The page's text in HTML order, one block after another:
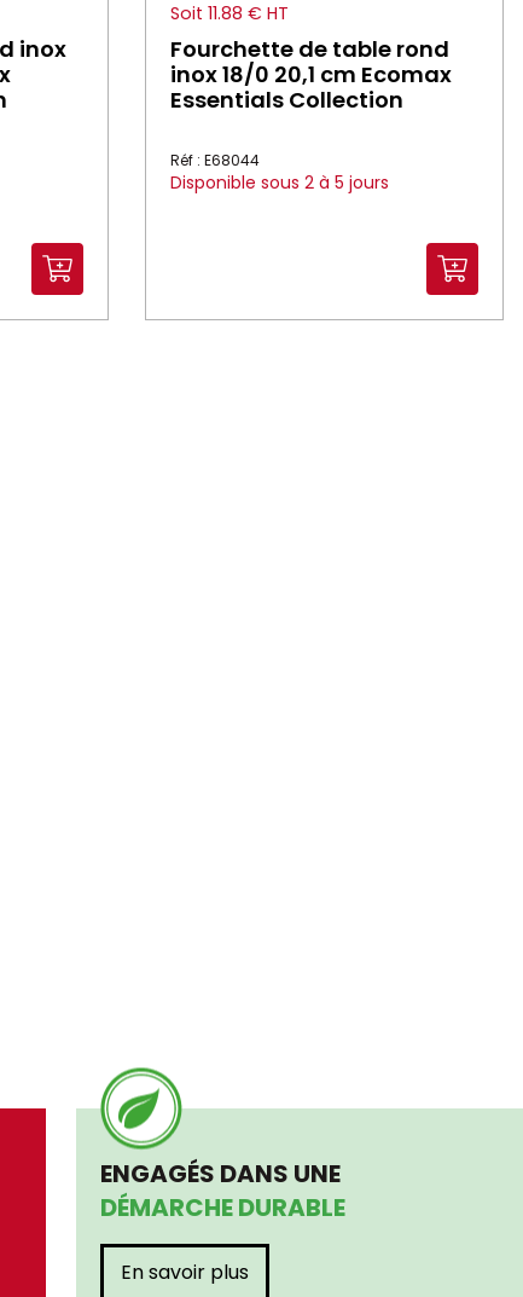
inox
Soit 11.88 € HT
Fourchette de table rond
inox 18/0 20,1 cm Ecomax
Essentials Collection
Réf : E68044
Disponible sous 2 à 5 jours
ENGAGÉS DANS UNE
DÉMARCHE DURABLE
En savoir plus